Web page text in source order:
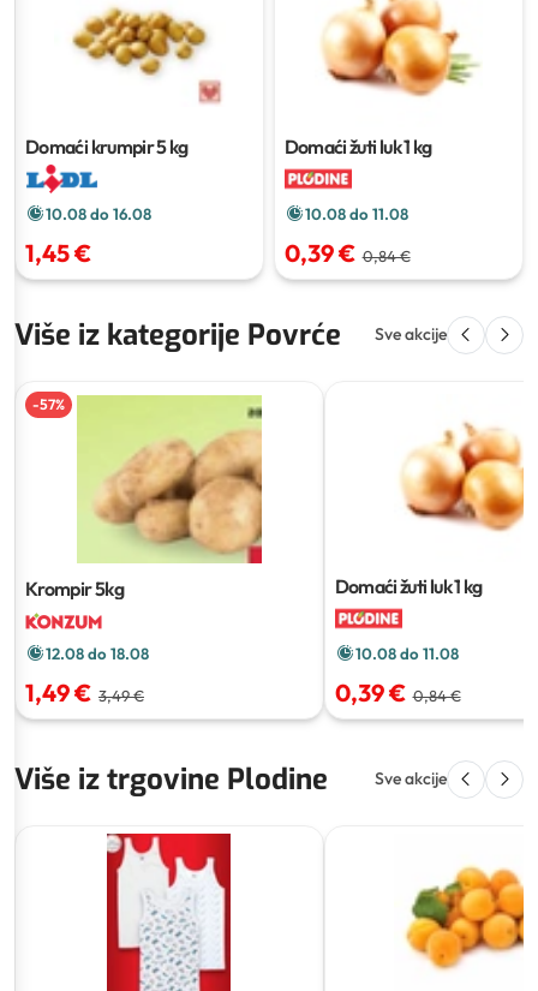
Domaći krumpir5 kg
10.08 do 16.08
1,45 €
Domaći žuti luk1 kg
10.08 do 11.08
0,39 € 0,84 €
Više iz kategorije Povrće Sve akcije
-57%
Krompir5kg
12.08 do 18.08
1,49 € 3,49 €
Domaći žuti luk1 kg
10.08 do 11.08
0,39 € 0,84 €
Više iz trgovine Plodine Sve akcije